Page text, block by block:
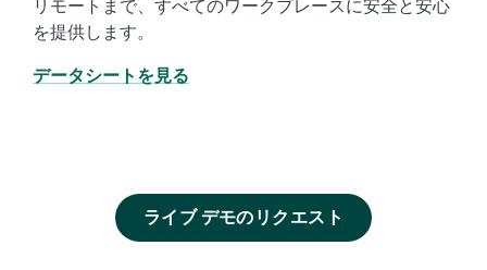
リモートまで、すべてのワークプレースに安全と安心
を提供します。
データシートを見る
ライブ デモのリクエスト